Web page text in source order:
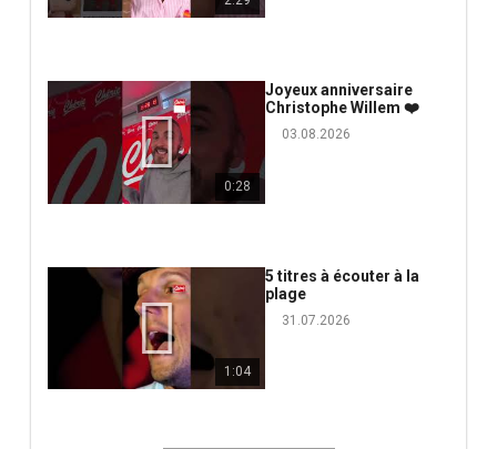
0:28
Joyeux anniversaire
Christophe Willem ❤️
03.08.2026
1:04
5 titres à écouter à la
plage
31.07.2026